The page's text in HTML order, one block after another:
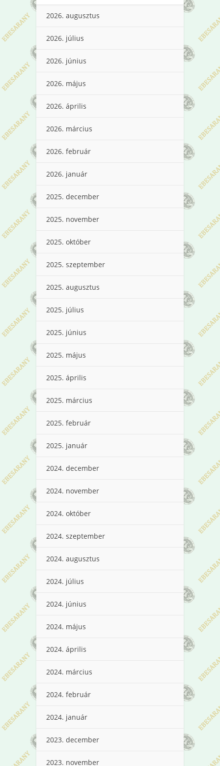
2026. augusztus
2026. július
2026. június
2026. május
2026. április
2026. március
2026. február
2026. január
2025. december
2025. november
2025. október
2025. szeptember
2025. augusztus
2025. július
2025. június
2025. május
2025. április
2025. március
2025. február
2025. január
2024. december
2024. november
2024. október
2024. szeptember
2024. augusztus
2024. július
2024. június
2024. május
2024. április
2024. március
2024. február
2024. január
2023. december
2023. november